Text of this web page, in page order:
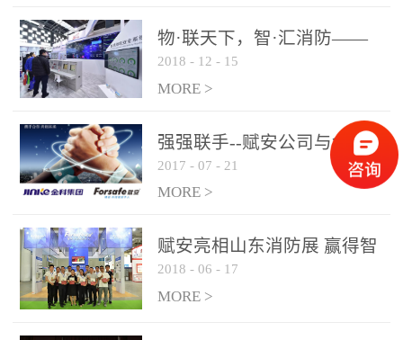
力和闲难，同时也将造成
巨大的经济损失和社会影
响，基至还会造成人员伤
亡。图像型火灾探测器正
是针对这种高大空间建筑
物的消防设施、设备通过
现场图像的实时获取、预
处理和特征提取分析，实
现火焰的跟踪和识别。能
更早的进行预警，达到早
报早防的效果。 系统构
成示意图： 图像型火灾
物·联天下，智·汇消防——
赋安F&S 2018上海消防展圆
满落幕
2018 - 12 - 15
MORE >
强强联手--赋安公司与金科
集团达成战略合作协议
2017 - 07 - 21
MORE >
赋安亮相山东消防展 赢得智
慧消防新荣耀
2018 - 06 - 17
MORE >